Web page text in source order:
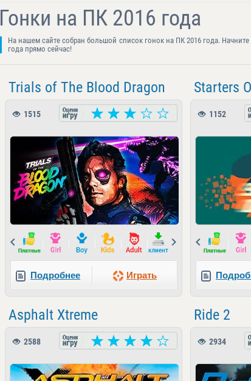
Гонки на ПК 2016 года
На нашем сайте собран большой список гонок на ПК 2016 года. Начните
года прямо сейчас!
Trials of The Blood Dragon
1515
Prev
Подробнее Играть
Starters
1152
Prev
Asphalt Xtreme
2588
Ride 2
2934